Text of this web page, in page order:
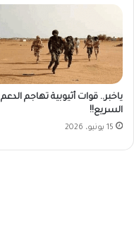
ياخبر.. قوات أثيوبية تهاجم الدعم
السريع!!
15 يونيو، 2026